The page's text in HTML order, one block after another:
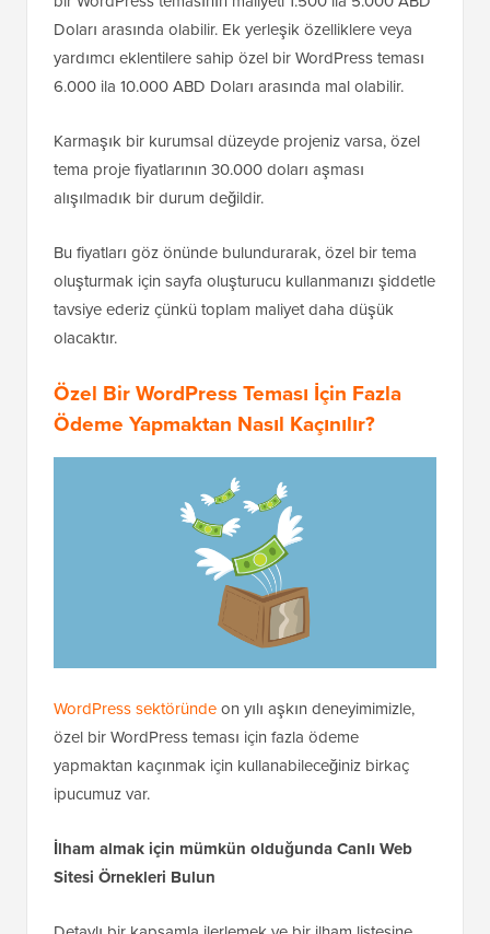
Doları arasında olabilir. Ek yerleşik özelliklere veya
yardımcı eklentilere sahip özel bir WordPress teması
6.000 ila 10.000 ABD Doları arasında mal olabilir.
Karmaşık bir kurumsal düzeyde projeniz varsa, özel
tema proje fiyatlarının 30.000 doları aşması
alışılmadık bir durum değildir.
Bu fiyatları göz önünde bulundurarak, özel bir tema
oluşturmak için sayfa oluşturucu kullanmanızı şiddetle
tavsiye ederiz çünkü toplam maliyet daha düşük
olacaktır.
Özel Bir WordPress Teması İçin Fazla
Ödeme Yapmaktan Nasıl Kaçınılır?
WordPress sektöründeon yılı aşkın deneyimimizle,
özel bir WordPress teması için fazla ödeme
yapmaktan kaçınmak için kullanabileceğiniz birkaç
ipucumuz var.
İlham almak için mümkün olduğunda Canlı Web
Sitesi Örnekleri Bulun